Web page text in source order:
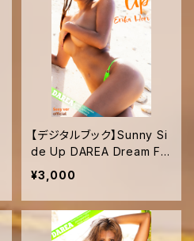
【デジタルブック】Sunny Si
de Up DAREA Dream Fa
ctory Magazine
¥3,000